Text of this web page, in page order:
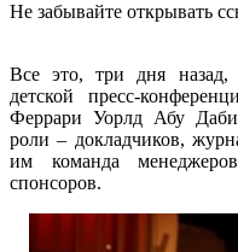
Не забывайте открывать
Все это, три дня назад,
детской пресс-
Феррари Уорлд Абу
роли – докладчиков,
им команда
спонсоров.